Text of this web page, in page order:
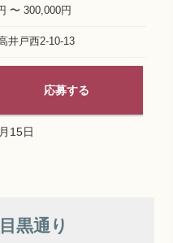
〜 300,000円
井戸西2-10-13
応募する
15日
黒通り